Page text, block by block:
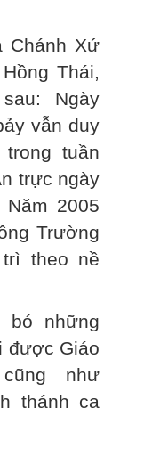
Chánh Xứ
Thái,
Ngày
vẫn duy
tuần
trực ngày
2005
Trường
theo nề
bó những
được Giáo
như
thánh ca